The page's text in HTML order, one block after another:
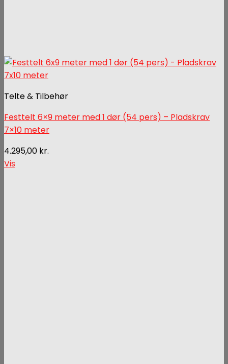
Telte & Tilbehør
Festtelt 6×9 meter med 1 dør (54 pers) – Pladskrav
7×10 meter
4.295,00 kr.
Vis